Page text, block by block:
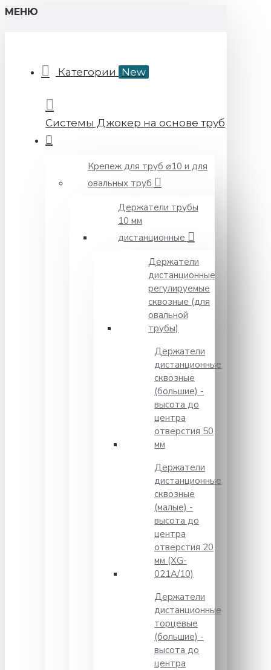
МЕНЮ
Категории New
Системы Джокер на основе труб
Крепеж для труб ⌀10 и для
овальных труб
Держатели трубы
10 мм
дистанционные
Держатели
дистанционные
регулируемые
сквозные (для
овальной
трубы)
Держатели
дистанционные
сквозные
(большие) -
высота до
центра
отверстия 50
мм
Держатели
дистанционные
сквозные
(малые) -
высота до
центра
отверстия 20
мм (XG-
021A/10)
Держатели
дистанционные
торцевые
(большие) -
высота до
центра